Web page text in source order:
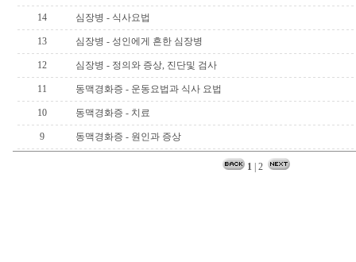
14 심장병 - 식사요법
13 심장병 - 성인에게 흔한 심장병
12 심장병 - 정의와 증상, 진단및 검사
11 동맥경화증 - 운동요법과 식사 요법
10 동맥경화증 - 치료
9 동맥경화증 - 원인과 증상
1| 2